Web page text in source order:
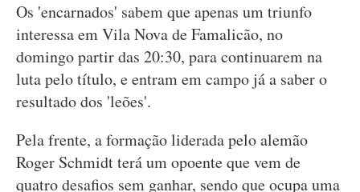
Os 'encarnados' sabem que apenas um triunfo
interessa em Vila Nova de Famalicão, no
domingo partir das 20:30, para continuarem na
luta pelo título, e entram em campo já a saber o
resultado dos 'leões'.
Pela frente, a formação liderada pelo alemão
Roger Schmidt terá um opoente que vem de
quatro desafios sem ganhar, sendo que ocupa uma